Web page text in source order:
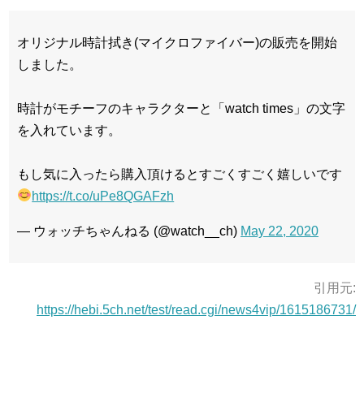
オリジナル時計拭き(マイクロファイバー)の販売を開始
しました。
時計がモチーフのキャラクターと「watch times」の文字
を入れています。
もし気に入ったら購入頂けるとすごくすごく嬉しいです
https://t.co/uPe8QGAFzh
— ウォッチちゃんねる (@watch__ch) May 22, 2020
引用元:
https://hebi.5ch.net/test/read.cgi/news4vip/1615186731/